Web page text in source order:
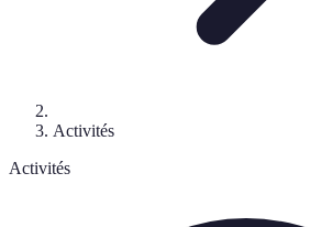
Activités
Activités